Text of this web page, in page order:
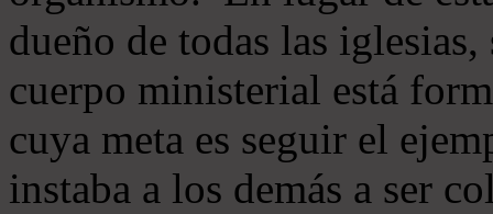
dueño de todas las
cuerpo ministerial está
cuya meta es seguir el
instaba a los demás a ser